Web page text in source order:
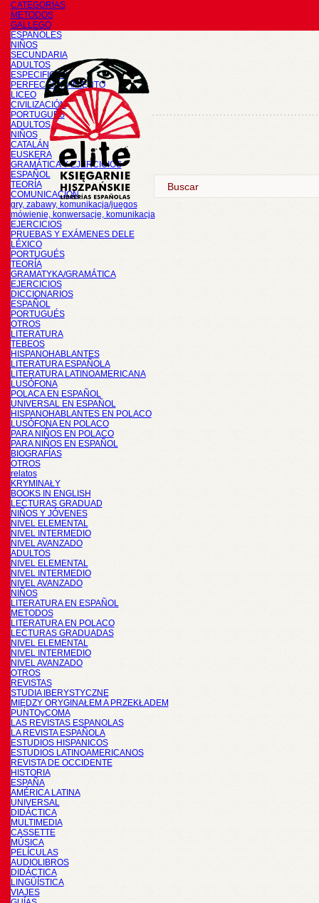
CATEGORÍAS
METODOS
GALLEGO
ESPAÑOLES
NIÑOS
SECUNDARIA
ADULTOS
ESPECIFICOS
PERFECCIONAMIENTO
LICEO
CIVILIZACIÓN
PORTUGUÉS
ADULTOS
NIÑOS
CATALÁN
EUSKERA
GRAMÁTICA Y EJERCICIOS
ESPAÑOL
TEORÍA
COMUNICACIÓN
gry, zabawy, komunikacja/juegos
mówienie, konwersacje, komunikacja
EJERCICIOS
PRUEBAS Y EXÁMENES DELE
LÉXICO
PORTUGUÉS
TEORÍA
GRAMATYKA/GRAMÁTICA
EJERCICIOS
DICCIONARIOS
ESPAÑOL
PORTUGUÉS
OTROS
LITERATURA
TEBEOS
HISPANOHABLANTES
LITERATURA ESPAÑOLA
LITERATURA LATINOAMERICANA
LUSÓFONA
POLACA EN ESPAÑOL
UNIVERSAL EN ESPAÑOL
HISPANOHABLANTES EN POLACO
LUSÓFONA EN POLACO
PARA NIÑOS EN POLACO
PARA NIÑOS EN ESPAÑOL
BIOGRAFÍAS
OTROS
relatos
KRYMINAŁY
BOOKS IN ENGLISH
LECTURAS GRADUAD
NIÑOS Y JÓVENES
NIVEL ELEMENTAL
NIVEL INTERMEDIO
NIVEL AVANZADO
ADULTOS
NIVEL ELEMENTAL
NIVEL INTERMEDIO
NIVEL AVANZADO
NIÑOS
LITERATURA EN ESPAÑOL
METODOS
LITERATURA EN POLACO
LECTURAS GRADUADAS
NIVEL ELEMENTAL
NIVEL INTERMEDIO
NIVEL AVANZADO
OTROS
REVISTAS
STUDIA IBERYSTYCZNE
MIĘDZY ORYGINAŁEM A PRZEKŁADEM
PUNTOyCOMA
LAS REVISTAS ESPANOLAS
LA REVISTA ESPAÑOLA
ESTUDIOS HISPANICOS
ESTUDIOS LATINOAMERICANOS
REVISTA DE OCCIDENTE
HISTORIA
ESPAÑA
AMÉRICA LATINA
UNIVERSAL
DIDÁCTICA
MULTIMEDIA
CASSETTE
MÚSICA
PELÍCULAS
AUDIOLIBROS
DIDÁCTICA
LINGÜÍSTICA
VIAJES